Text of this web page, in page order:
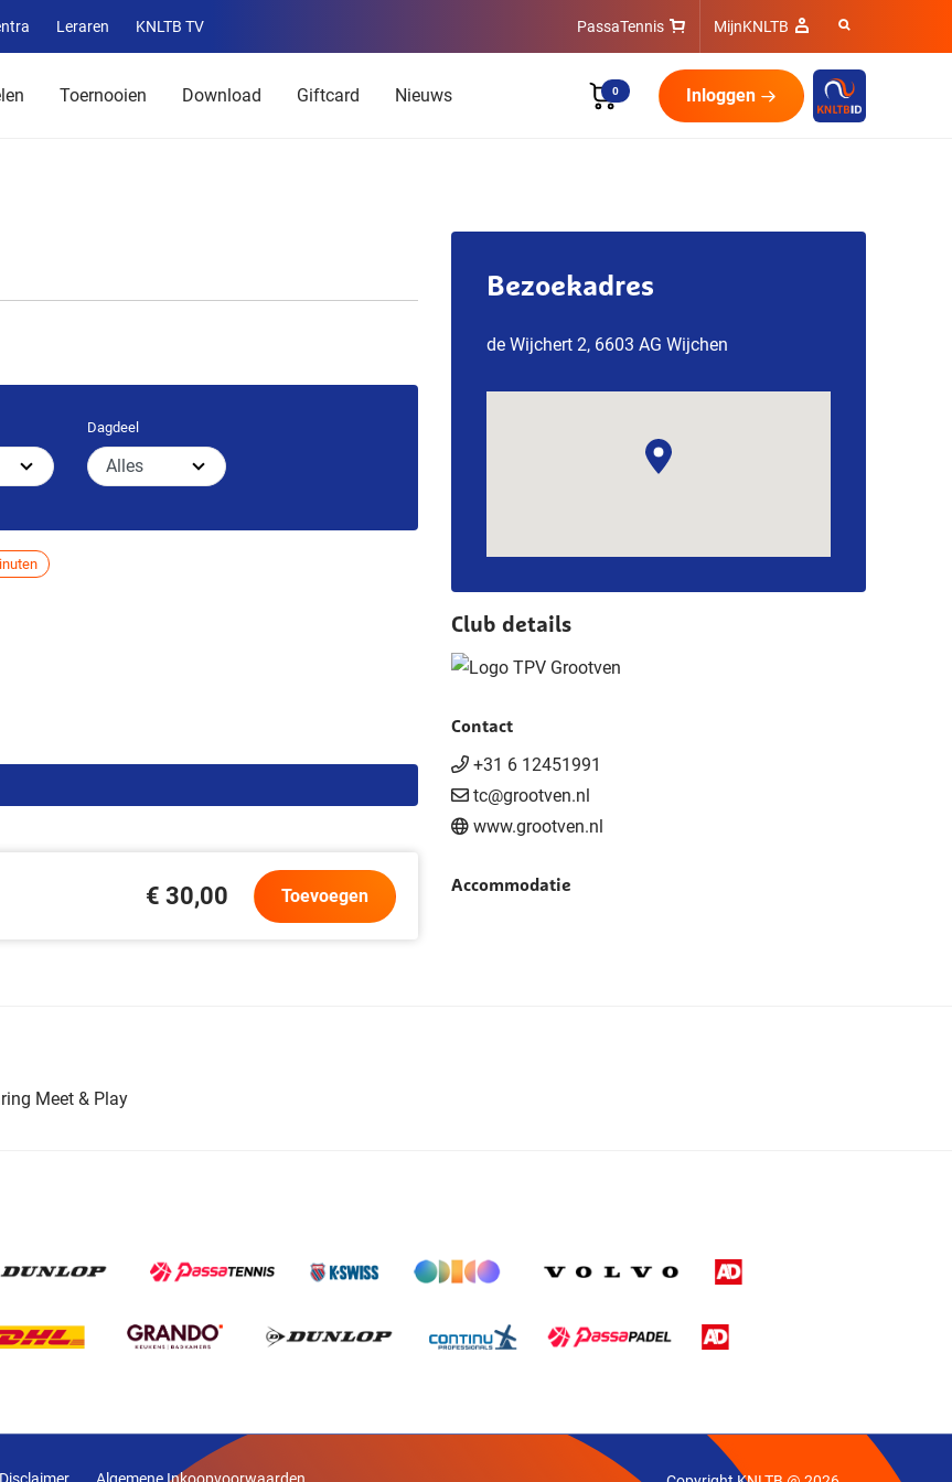
Leraren KNLTB TV
Service
menu
PassaTennis MijnKNLTB
Toernooien Download Giftcard Nieuws 0 Inloggen
Dagdeel
€ 30,00 Toevoegen
Bezoekadres
de Wijchert 2, 6603 AG Wijchen
Club details
Contact
+31 6 12451991
tc@grootven.nl
www.grootven.nl
Accommodatie
Meet & Play